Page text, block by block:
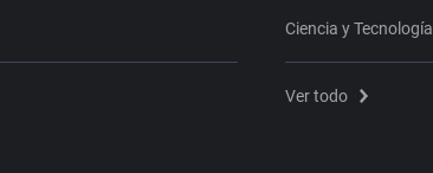
Ciencia y Tecnología
Ver todo